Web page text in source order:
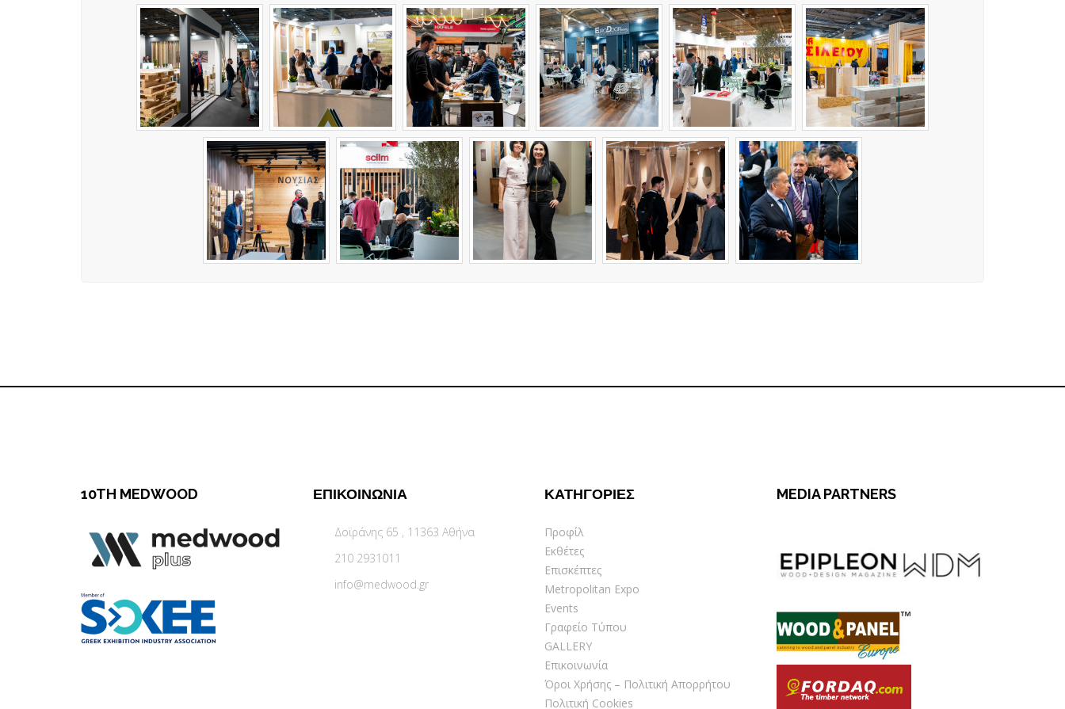
10TH MEDWOOD ΕΠΙΚΟΙΝΩΝΙΑ
Δοϊράνης 65 , 11363 Αθήνα
210 2931011
info@medwood.gr
ΚΑΤΗΓΟΡΙΕΣ
Προφίλ
Εκθέτες
Επισκέπτες
Metropolitan Expo
Events
Γραφείο Τύπου
GALLERY
Επικοινωνία
Όροι Χρήσης – Πολιτική Απορρήτου
Πολιτική Cookies
MEDIA PARTNERS